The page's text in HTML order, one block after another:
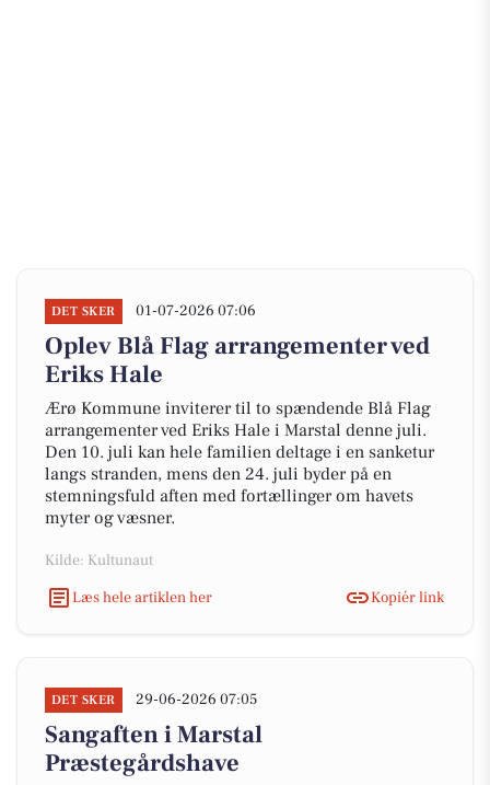
DET SKER 01-07-2026 07:06
Oplev Blå Flag arrangementer ved
Eriks Hale
Ærø Kommune inviterer til to spændende Blå Flag
arrangementer ved Eriks Hale i Marstal denne juli.
Den 10. juli kan hele familien deltage i en sanketur
langs stranden, mens den 24. juli byder på en
stemningsfuld aften med fortællinger om havets
myter og væsner.
Kilde: Kultunaut
Læs hele artiklen her
Kopiér link
DET SKER 29-06-2026 07:05
Sangaften i Marstal
Præstegårdshave